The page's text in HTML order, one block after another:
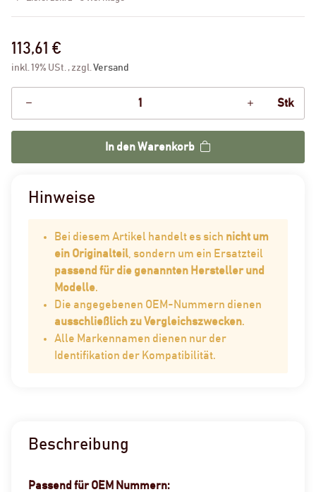
113,61 €
inkl. 19% USt. , zzgl.Versand
Stk
In den Warenkorb
Hinweise
Bei diesem Artikel handelt es sich nicht um
ein Originalteil , sondern um ein Ersatzteil
passend für die genannten Hersteller und
Modelle.
Die angegebenen OEM-Nummern dienen
ausschließlich zu Vergleichszwecken.
Alle Markennamen dienen nur der
Identifikation der Kompatibilität.
Beschreibung
Passend für OEM Nummern: